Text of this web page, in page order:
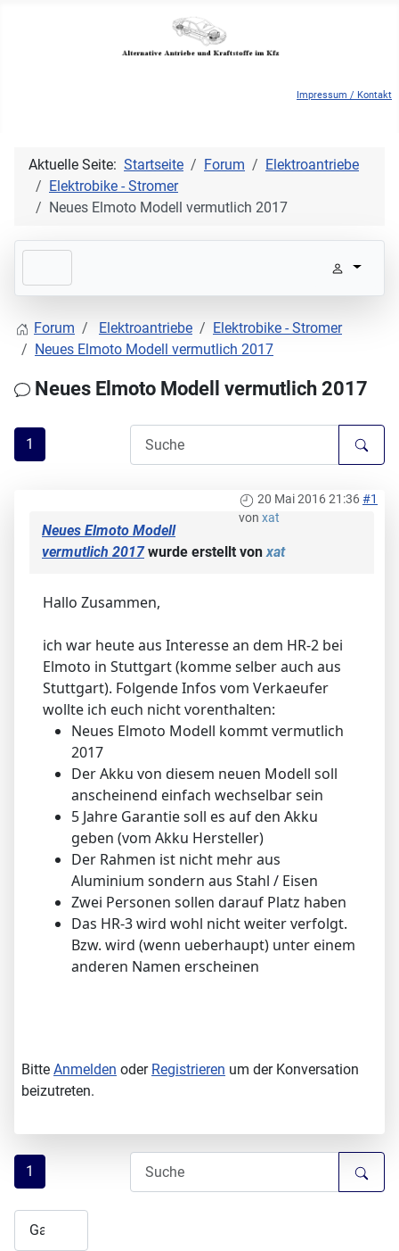
Impressum / Kontakt
Aktuelle Seite: Startseite Forum
Elektroantriebe
Elektrobike - Stromer
Neues Elmoto Modell vermutlich 2017
Forum Elektroantriebe
Elektrobike - Stromer
Neues Elmoto Modell vermutlich 2017
Neues Elmoto Modell vermutlich 2017
1
20 Mai 2016 21:36#1
von xat
Neues Elmoto Modell
vermutlich 2017wurde erstellt vonxat
Hallo Zusammen,
ich war heute aus Interesse an dem HR-2 bei
Elmoto in Stuttgart (komme selber auch aus
Stuttgart). Folgende Infos vom Verkaeufer
wollte ich euch nicht vorenthalten:
Neues Elmoto Modell kommt vermutlich
2017
Der Akku von diesem neuen Modell soll
anscheinend einfach wechselbar sein
5 Jahre Garantie soll es auf den Akku
geben (vom Akku Hersteller)
Der Rahmen ist nicht mehr aus
Aluminium sondern aus Stahl / Eisen
Zwei Personen sollen darauf Platz haben
Das HR-3 wird wohl nicht weiter verfolgt.
Bzw. wird (wenn ueberhaupt) unter einem
anderen Namen erscheinen
Bitte Anmelden oder Registrieren um der Konversation
beizutreten.
1